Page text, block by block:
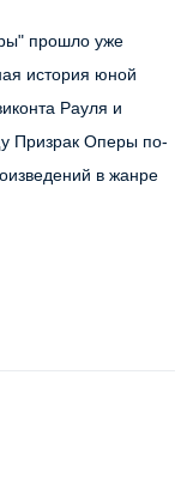
прошло уже
история юной
Рауля и
Призрак Оперы по-
в жанре